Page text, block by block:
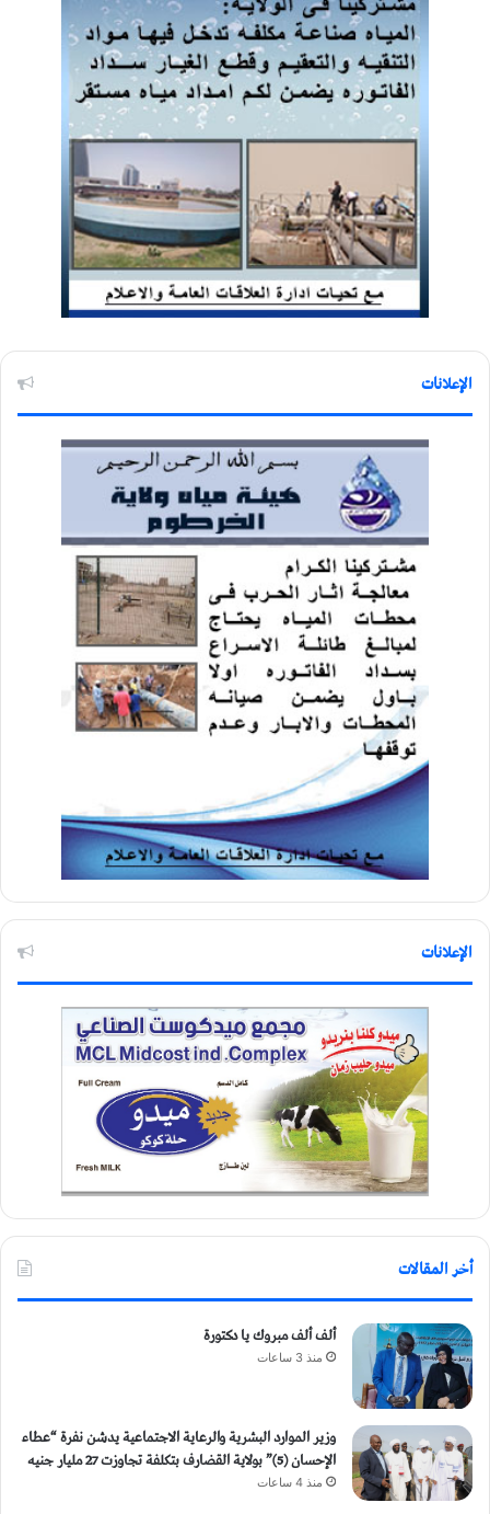
الإعلانات
الإعلانات
أخر المقالات
ألف ألف مبروك يا دكتورة
منذ 3 ساعات
وزير الموارد البشرية والرعاية الاجتماعية يدشن نفرة “عطاء
الإحسان (5)” بولاية القضارف بتكلفة تجاوزت 27 مليار جنيه
منذ 4 ساعات